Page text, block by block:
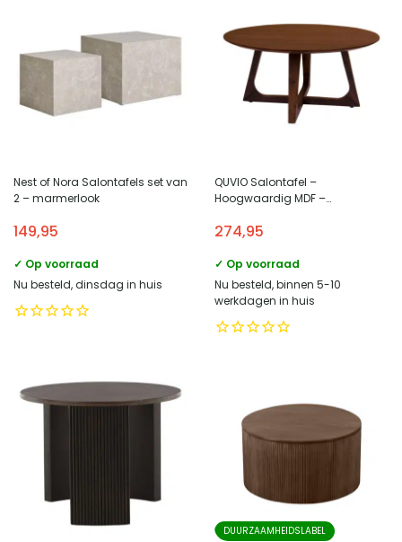
Nest of Nora Salontafels set van
2 – marmerlook
149,95
✓ Op voorraad
Nu besteld, dinsdag in huis
QUVIO Salontafel –
Hoogwaardig MDF –
Diameter
274,95
✓ Op voorraad
Nu besteld, binnen 5-10
werkdagen in huis
DUURZAAMHEIDSLABEL